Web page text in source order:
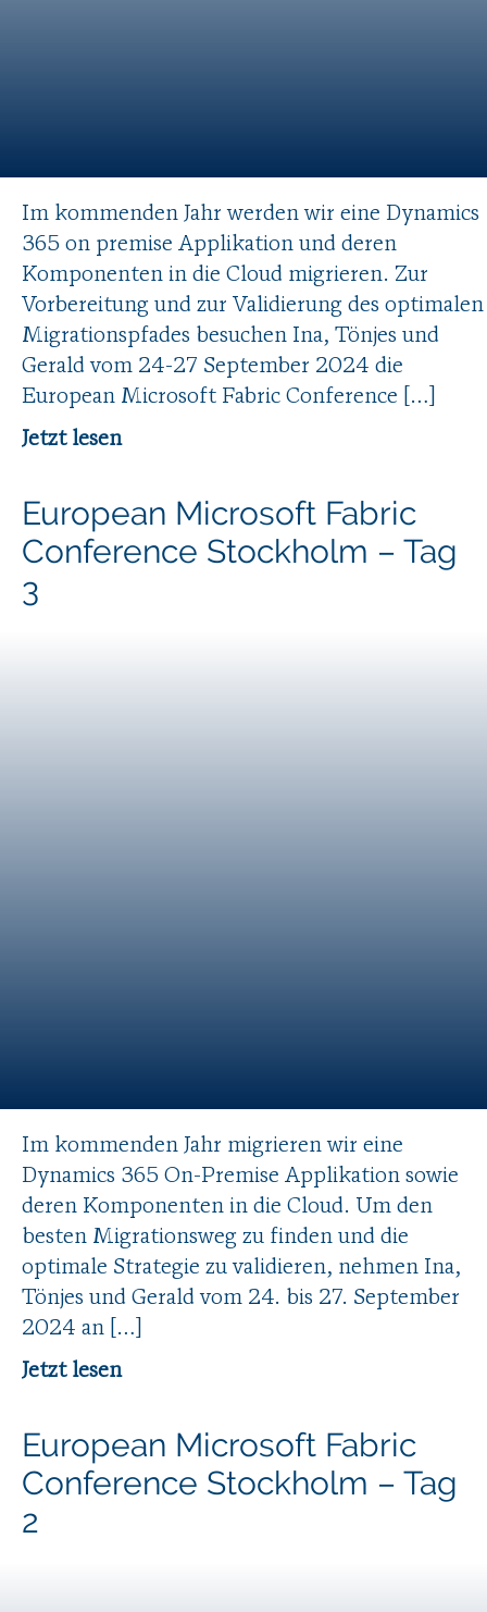
Im kommenden Jahr werden wir eine Dynamics
365 on premise Applikation und deren
Komponenten in die Cloud migrieren. Zur
Vorbereitung und zur Validierung des optimalen
Migrationspfades besuchen Ina, Tönjes und
Gerald vom 24-27 September 2024 die
European Microsoft Fabric Conference […]
Jetzt lesen
European Microsoft Fabric
Conference Stockholm – Tag
3
Im kommenden Jahr migrieren wir eine
Dynamics 365 On-Premise Applikation sowie
deren Komponenten in die Cloud. Um den
besten Migrationsweg zu finden und die
optimale Strategie zu validieren, nehmen Ina,
Tönjes und Gerald vom 24. bis 27. September
2024 an […]
Jetzt lesen
European Microsoft Fabric
Conference Stockholm – Tag
2